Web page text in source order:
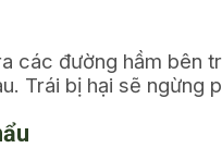
các đường hầm bên
Trái bị hại sẽ ngừng